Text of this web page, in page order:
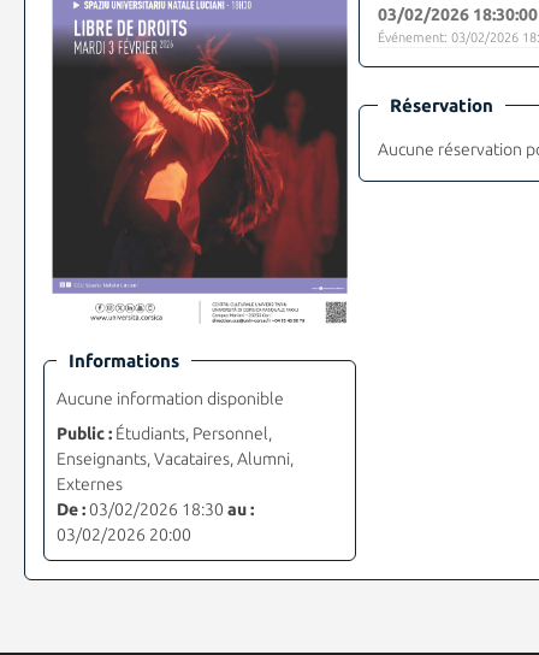
Informations
Aucune information disponible
Public :Étudiants, Personnel,
Enseignants, Vacataires, Alumni,
Externes
De :03/02/2026 18:30 au :
03/02/2026 20:00
03/02/2026 18:30:00
Événement: 03/02/2026
Réservation
Aucune réservation